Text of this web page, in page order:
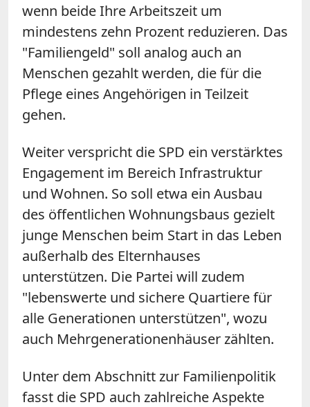
wenn beide Ihre Arbeitszeit um
mindestens zehn Prozent reduzieren. Das
"Familiengeld" soll analog auch an
Menschen gezahlt werden, die für die
Pflege eines Angehörigen in Teilzeit
gehen.
Weiter verspricht die SPD ein verstärktes
Engagement im Bereich Infrastruktur
und Wohnen. So soll etwa ein Ausbau
des öffentlichen Wohnungsbaus gezielt
junge Menschen beim Start in das Leben
außerhalb des Elternhauses
unterstützen. Die Partei will zudem
"lebenswerte und sichere Quartiere für
alle Generationen unterstützen", wozu
auch Mehrgenerationenhäuser zählten.
Unter dem Abschnitt zur Familienpolitik
fasst die SPD auch zahlreiche Aspekte